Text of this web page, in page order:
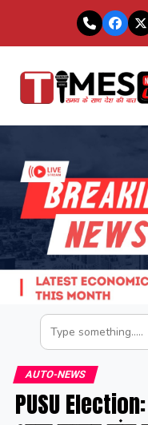
AUTO-NEWS
PUSU